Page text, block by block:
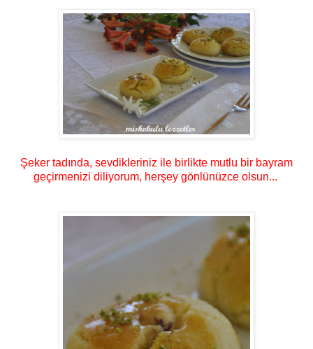
Şeker tadında, sevdikleriniz ile birlikte mutlu bir bayram
geçirmenizi diliyorum, herşey gönlünüzce olsun...